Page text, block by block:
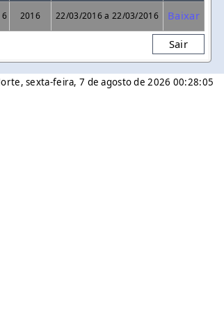
2016 22/03/2016 a 22/03/2016 Baixar
Sair
sexta-feira, 7 de agosto de 2026 00:28:05